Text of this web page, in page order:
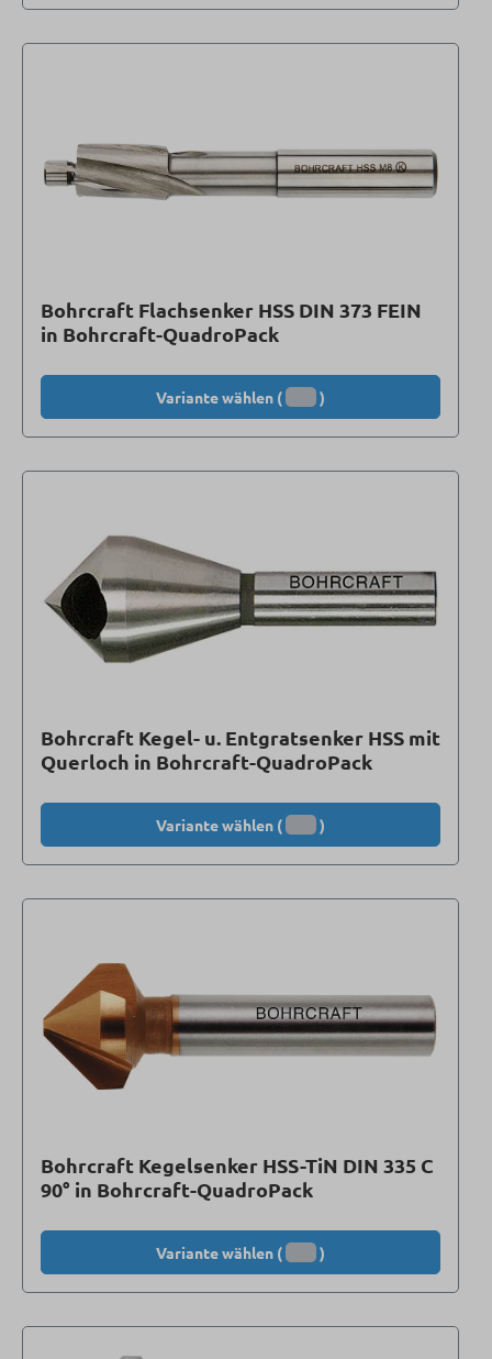
Bohrcraft Flachsenker HSS DIN 373 FEIN
in Bohrcraft-QuadroPack
Variante wählen ( )
Bohrcraft Kegel- u. Entgratsenker HSS mit
Querloch in Bohrcraft-QuadroPack
Variante wählen ( )
Bohrcraft Kegelsenker HSS-TiN DIN 335 C
90° in Bohrcraft-QuadroPack
Variante wählen ( )